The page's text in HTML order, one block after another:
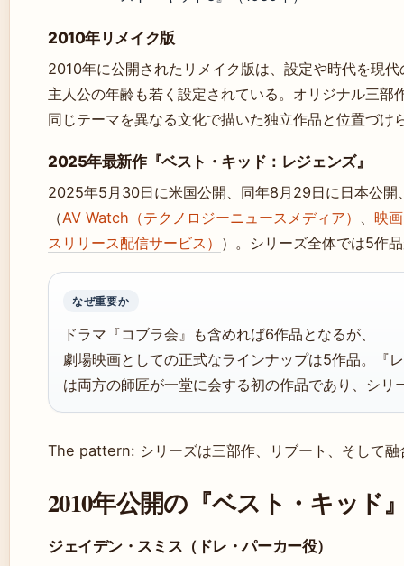
2010年リメイク版
2010年に公開されたリメイク版は、設定や時代を現
主人公の年齢も若く設定されている。オリジナル三部
同じテーマを異なる文化で描いた独立作品と位置づけ
2025年最新作『ベスト・キッド：レジェンズ』
2025年5月30日に米国公開、同年8月29日に日本公開
（AV Watch（テクノロジーニュースメディア）
映
スリリース配信サービス） ）。シリーズ全体では5作
なぜ重要か
ドラマ『コブラ会』も含めれば6作品となるが、
劇場映画としての正式なラインナップは5作品。『
は両方の師匠が一堂に会する初の作品であり、シリ
The pattern: シリーズは三部作、リブート、そして
2010年公開の『ベスト・キッド
ジェイデン・スミス（ドレ・パーカー役）